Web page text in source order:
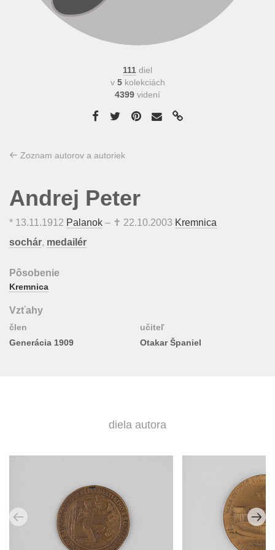
111 diel
v 5kolekciách
4399 videní
Zoznam autorov a autoriek
Andrej Peter
* 13.11.1912 Palanok – ✝ 22.10.2003 Kremnica
sochár, medailér
Pôsobenie
Kremnica
Vzťahy
člen
učiteľ
Generácia 1909
Otakar Španiel
diela autora